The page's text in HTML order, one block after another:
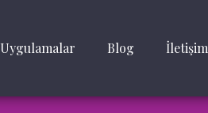
Uygulamalar Blog İletişim